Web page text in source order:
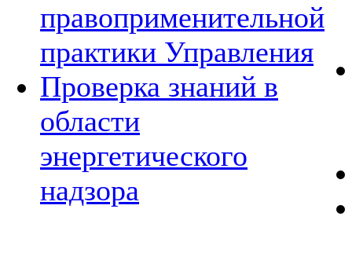
правоприменительной
практики Управления
Проверка знаний в
области
энергетического
надзора